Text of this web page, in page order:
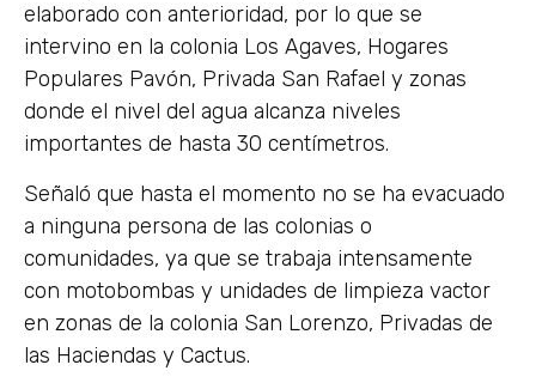
elaborado con anterioridad, por lo que se
intervino en la colonia Los Agaves, Hogares
Populares Pavón, Privada San Rafael y zonas
donde el nivel del agua alcanza niveles
importantes de hasta 30 centímetros.
Señaló que hasta el momento no se ha evacuado
a ninguna persona de las colonias o
comunidades, ya que se trabaja intensamente
con motobombas y unidades de limpieza vactor
en zonas de la colonia San Lorenzo, Privadas de
las Haciendas y Cactus.